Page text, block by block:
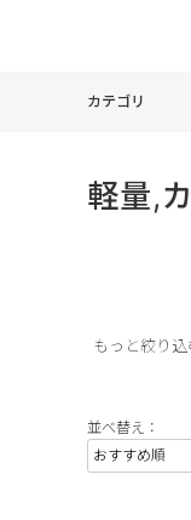
カテゴリ
軽量,
もっと絞り込
並べ替え：